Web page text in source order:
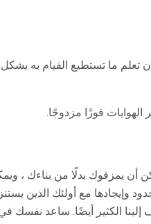
ما تستطيع القيام به
فوزًا مزدوجًا.
يمزقوك بدلًا من بناءك ،
وإيجادها مع أولئك الذين
الكثير أيضًا. ساعد نفسك في